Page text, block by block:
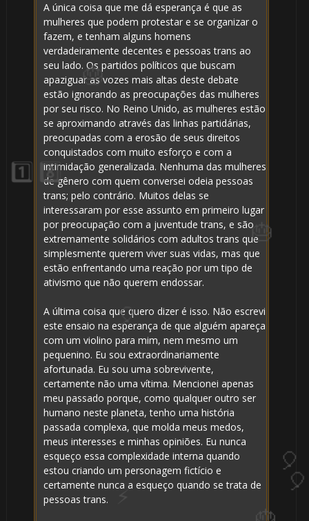
A única coisa que me dá esperança é que as
mulheres que podem protestar e se organizar o
fazem, e tenham alguns homens
verdadeiramente decentes e pessoas trans ao
seu lado. Os partidos políticos que buscam
apaziguar as vozes mais altas deste debate
estão ignorando as preocupações das mulheres
por seu risco. No Reino Unido, as mulheres estão
se aproximando através das linhas partidárias,
preocupadas com a erosão de seus direitos
conquistados com muito esforço e com a
intimidação generalizada. Nenhuma das mulheres
de gênero com quem conversei odeia pessoas
trans; pelo contrário. Muitos delas se
interessaram por esse assunto em primeiro lugar
por preocupação com a juventude trans, e são
extremamente solidários com adultos trans que
simplesmente querem viver suas vidas, mas que
estão enfrentando uma reação por um tipo de
ativismo que não querem endossar.
A última coisa que quero dizer é isso. Não escrevi
este ensaio na esperança de que alguém apareça
com um violino para mim, nem mesmo um
pequenino. Eu sou extraordinariamente
afortunada. Eu sou uma sobrevivente,
certamente não uma vítima. Mencionei apenas
meu passado porque, como qualquer outro ser
humano neste planeta, tenho uma história
passada complexa, que molda meus medos,
meus interesses e minhas opiniões. Eu nunca
esqueço essa complexidade interna quando
estou criando um personagem fictício e
certamente nunca a esqueço quando se trata de
pessoas trans.
🎂